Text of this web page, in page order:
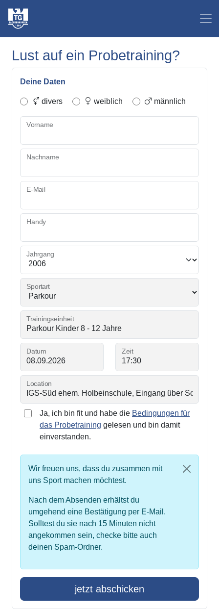
Lust auf ein Probetraining?
Deine Daten
divers weiblich männlich
Vorname
Nachname
E-Mail
Handy
Jahrgang
Sportart
Trainingseinheit
Datum Zeit
Location
Ja, ich bin fit und habe die Bedingungen für
das Probetraining gelesen und bin damit
einverstanden.
Wir freuen uns, dass du zusammen mit
uns Sport machen möchtest.
Nach dem Absenden erhältst du
umgehend eine Bestätigung per E-Mail.
Solltest du sie nach 15 Minuten nicht
angekommen sein, checke bitte auch
deinen Spam-Ordner.
jetzt abschicken